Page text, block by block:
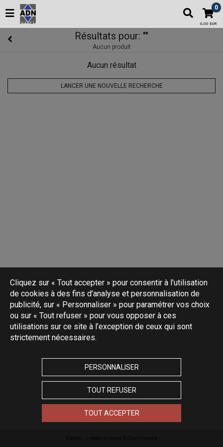
0
0,00 EUR
Résultats pour: ""
Aucun produit
Aucun résultat
LANCER UNE NOUVELLE RECHERCHE
Cliquez sur « Tout accepter » pour consentir à l'utilisation
de cookies à des fins d’analyse et personnalisation de
publicité, sur « Personnaliser » pour paramétrer vos choix
ou sur « Tout refuser » pour vous opposer à ces
utilisations sur ce site à l’exception de ceux qui sont
strictement nécessaires.
PERSONNALISER
TOUT REFUSER
TOUT ACCEPTER